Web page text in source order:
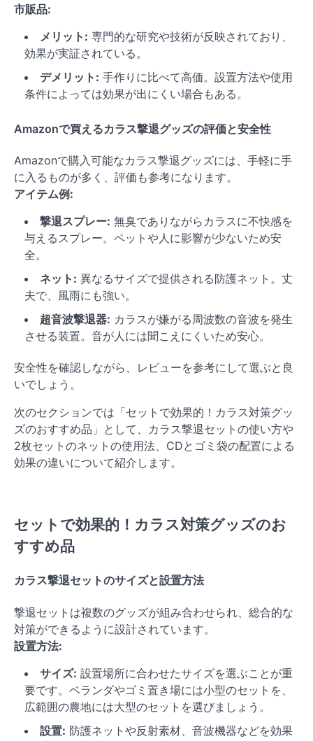
市販品:
メリット: 専門的な研究や技術が反映されており、
効果が実証されている。
デメリット: 手作りに比べて高価。設置方法や使用
条件によっては効果が出にくい場合もある。
Amazonで買えるカラス撃退グッズの評価と安全性
Amazonで購入可能なカラス撃退グッズには、手軽に手
に入るものが多く、評価も参考になります。
アイテム例:
撃退スプレー: 無臭でありながらカラスに不快感を
与えるスプレー。ペットや人に影響が少ないため安
全。
ネット: 異なるサイズで提供される防護ネット。丈
夫で、風雨にも強い。
超音波撃退器: カラスが嫌がる周波数の音波を発生
させる装置。音が人には聞こえにくいため安心。
安全性を確認しながら、レビューを参考にして選ぶと良
いでしょう。
次のセクションでは「セットで効果的！カラス対策グッ
ズのおすすめ品」として、カラス撃退セットの使い方や
2枚セットのネットの使用法、CDとゴミ袋の配置による
効果の違いについて紹介します。
セットで効果的！カラス対策グッズのお
すすめ品
カラス撃退セットのサイズと設置方法
撃退セットは複数のグッズが組み合わせられ、総合的な
対策ができるように設計されています。
設置方法:
サイズ: 設置場所に合わせたサイズを選ぶことが重
要です。ベランダやゴミ置き場には小型のセットを、
広範囲の農地には大型のセットを選びましょう。
設置: 防護ネットや反射素材、音波機器などを効果